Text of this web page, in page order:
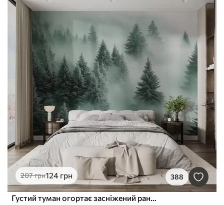
207грн124 грн 388
Густий туман огортає засніжений ранковий ліс у відтінках зеленого